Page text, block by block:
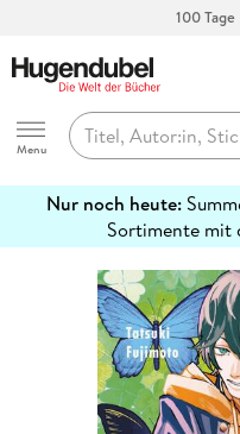
100
Hugendubel
Menu
Nur noch heute:
Sortimente mit
erfahren